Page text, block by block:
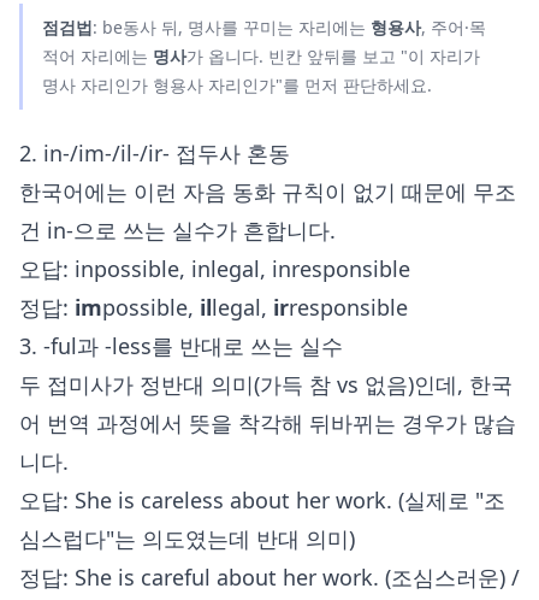
점검법: be동사 뒤, 명사를 꾸미는 자리에는 형용사, 주어·목
적어 자리에는 명사가 옵니다. 빈칸 앞뒤를 보고 "이 자리가
명사 자리인가 형용사 자리인가"를 먼저 판단하세요.
2. in-/im-/il-/ir- 접두사 혼동
한국어에는 이런 자음 동화 규칙이 없기 때문에 무조
건 in-으로 쓰는 실수가 흔합니다.
오답: inpossible, inlegal, inresponsible
정답: impossible, illegal, irresponsible
3. -ful과 -less를 반대로 쓰는 실수
두 접미사가 정반대 의미(가득 참 vs 없음)인데, 한국
어 번역 과정에서 뜻을 착각해 뒤바뀌는 경우가 많습
니다.
오답: She is careless about her work. (실제로 "조
심스럽다"는 의도였는데 반대 의미)
정답: She is careful about her work. (조심스러운) /